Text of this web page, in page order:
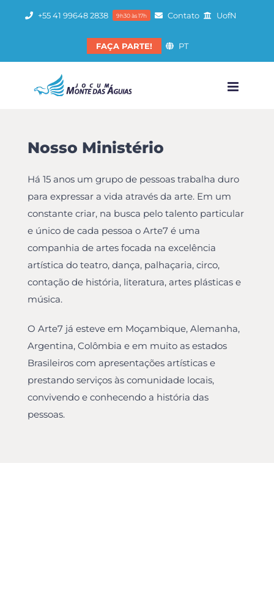
conteúdo
+55 41 99648 2838 9h30 às 17h Contato UofN
FAÇA PARTE! PT
Nosso Ministério
Há 15 anos um grupo de pessoas trabalha duro
para expressar a vida através da arte. Em um
constante criar, na busca pelo talento particular
e único de cada pessoa o Arte7 é uma
companhia de artes focada na excelência
artística do teatro, dança, palhaçaria, circo,
contação de história, literatura, artes plásticas e
música.
O Arte7 já esteve em Moçambique, Alemanha,
Argentina, Colômbia e em muito as estados
Brasileiros com apresentações artísticas e
prestando serviços às comunidade locais,
convivendo e conhecendo a história das
pessoas.